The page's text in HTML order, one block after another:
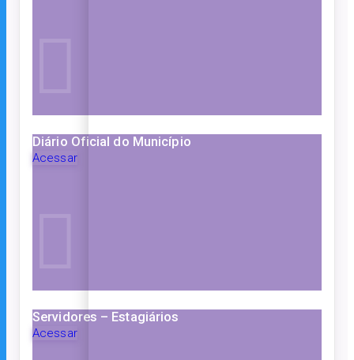
Diário Oficial do Município
Acessar
Servidores – Estagiários
Acessar